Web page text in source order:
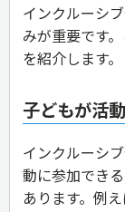
インクルーシ
みが重要です
を紹介します。
子どもが活
インクルーシ
動に参加でき
あります。例